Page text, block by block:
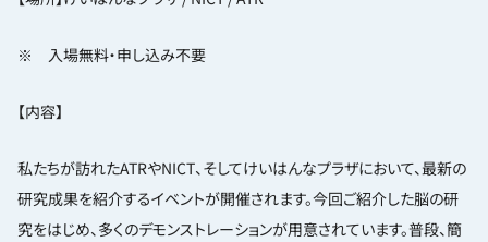
※ 入場無料・申し込み不要
【内容】
私たちが訪れたATRやNICT、そしてけいはんなプラザにおいて、最新の
研究成果を紹介するイベントが開催されます。今回ご紹介した脳の研
究をはじめ、多くのデモンストレーションが用意されています。普段、簡